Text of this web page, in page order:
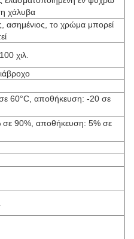
χάλυβα
το χρώμα μπορεί
χιλ.
σε 60°C, αποθήκευση: -20 σε
σε 90%, αποθήκευση: 5% σε